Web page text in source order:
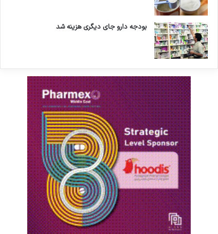
بودجه دارو جای دیگری هزینه شد